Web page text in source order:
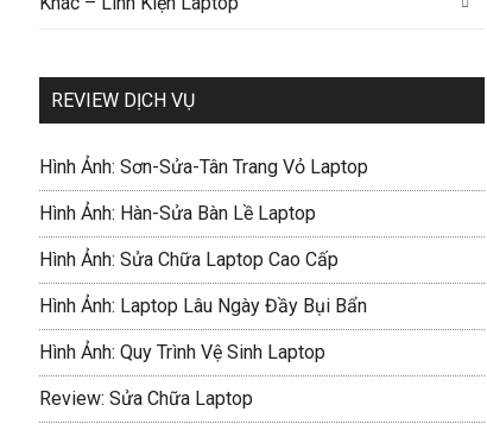
REVIEW DỊCH VỤ
Hình Ảnh: Sơn-Sửa-Tân Trang Vỏ Laptop
Hình Ảnh: Hàn-Sửa Bàn Lề Laptop
Hình Ảnh: Sửa Chữa Laptop Cao Cấp
Hình Ảnh: Laptop Lâu Ngày Đầy Bụi Bẩn
Hình Ảnh: Quy Trình Vệ Sinh Laptop
Review: Sửa Chữa Laptop